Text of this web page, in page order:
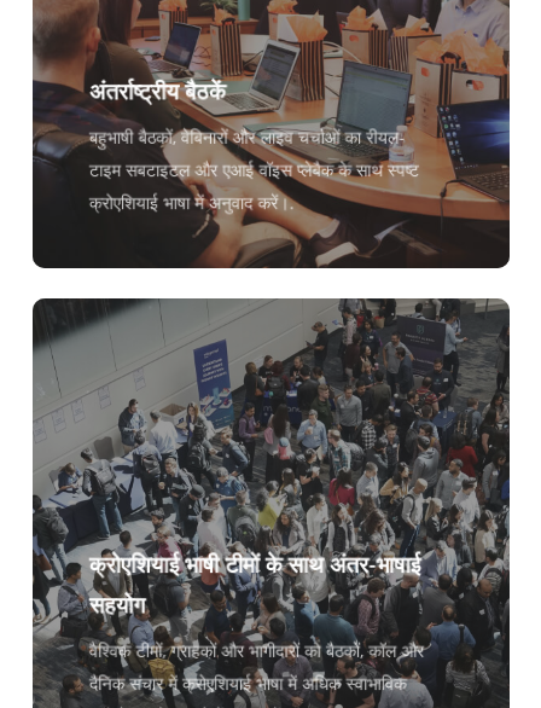
अंतर्राष्ट्रीय बैठकें
बहुभाषी बैठकों, वेबिनारों और लाइव चर्चाओं का रीयल-
टाइम सबटाइटल और एआई वॉइस प्लेबैक के साथ स्पष्ट
क्रोएशियाई भाषा में अनुवाद करें।.
क्रोएशियाई भाषी टीमों के साथ अंतर-भाषाई
सहयोग
वैश्विक टीमों, ग्राहकों और भागीदारों को बैठकों, कॉल और
दैनिक संचार में क्रोएशियाई भाषा में अधिक स्वाभाविक